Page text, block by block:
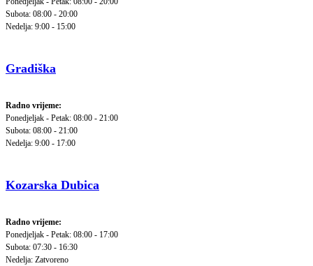
Subota: 08:00 - 20:00
Nedelja: 9:00 - 15:00
Gradiška
Radno vrijeme:
Ponedjeljak - Petak: 08:00 - 21:00
Subota: 08:00 - 21:00
Nedelja: 9:00 - 17:00
Kozarska Dubica
Radno vrijeme:
Ponedjeljak - Petak: 08:00 - 17:00
Subota: 07:30 - 16:30
Nedelja: Zatvoreno